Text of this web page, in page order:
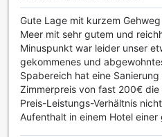
sorgen. Der großzügige
und Entspannen ein, während
auch an heißen Tagen für eine
sorgt. Hier können Sie Ihre
Ruhe genießen, während Sie
Poollandschaft richten.
Für Fitnessbegeisterte steht
bereit, das mit hochwertigen
Ihr Training zu optimieren.
Gute Lage mit kurzem
Meer mit sehr gutem und
Minuspunkt war leider unser
gekommenes und
Spabereich hat eine
Zimmerpreis von fast 200€
Preis-Leistungs-Verhältnis
Aufenthalt in einem Hotel einer